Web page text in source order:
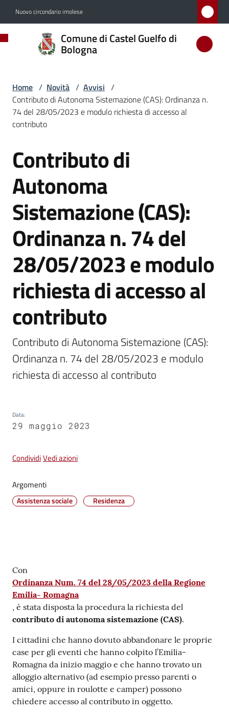
Nuovo circondario imolese
Comune di Castel Guelfo di
Bologna
Comune
di
Guelfo
di
Bologna
Amministrazione
Novità
Menu selezionato
Castel
Servizi
online
Tutti
Seguici
su
Home / Novità / Avvisi /
Contributo di Autonoma Sistemazione (CAS): Ordinanza n.
74 del 28/05/2023 e modulo richiesta di accesso al
contributo
Salta al contenuto
Contributo di
Autonoma
Sistemazione (CAS):
Ordinanza n. 74 del
28/05/2023 e modulo
richiesta di accesso al
contributo
Contributo di Autonoma Sistemazione (CAS):
Ordinanza n. 74 del 28/05/2023 e modulo
richiesta di accesso al contributo
Data:
29 maggio 2023
CondividiVedi azioni
Argomenti
Assistenza sociale Residenza
Contenuto
Con
Ordinanza Num. 74 del 28/05/2023 della Regione
Emilia- Romagna
, è stata disposta la procedura la richiesta del
contributo di autonoma sistemazione (CAS).
I cittadini che hanno dovuto abbandonare le proprie
case per gli eventi che hanno colpito l’Emilia-
Romagna da inizio maggio e che hanno trovato un
alloggio alternativo (ad esempio presso parenti o
amici, oppure in roulotte e camper) possono
chiedere accesso al contributo in oggetto.